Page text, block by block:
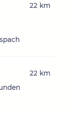
22 km
22 km